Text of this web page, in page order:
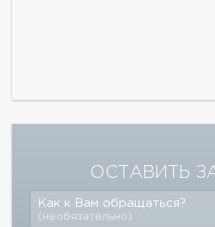
ОСТАВИТЬ
Как к Вам обращаться?
(необязательно)